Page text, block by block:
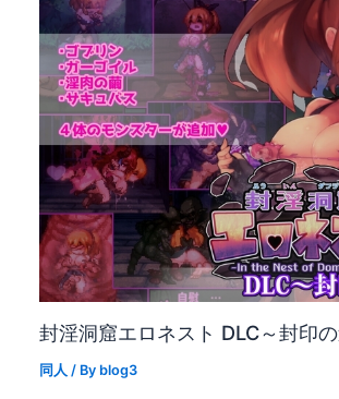
封淫洞窟エロネスト DLC～封印
同人 / By blog3